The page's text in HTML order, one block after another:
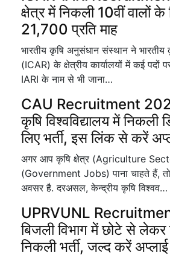
क्षेत्र में निकली 10वीं वालों के
21,700 प्रति माह
भारतीय कृषि अनुसंधान संस्थान ने भारतीय
(ICAR) के क्षेत्रीय कार्यालयों में कई पदों
IARI के नाम से भी जाना…
CAU Recruitment
कृषि विश्वविद्यालय में निकली
लिए भर्ती, इस लिंक से करें
अगर आप कृषि क्षेत्र (Agriculture
(Government Jobs) पाना चाहते हैं,
अवसर है. दरअसल, केन्द्रीय कृषि विश्वव…
UPRVUNL
बिजली विभाग में छोटे से
निकली भर्ती, जल्द करें अप्लाई